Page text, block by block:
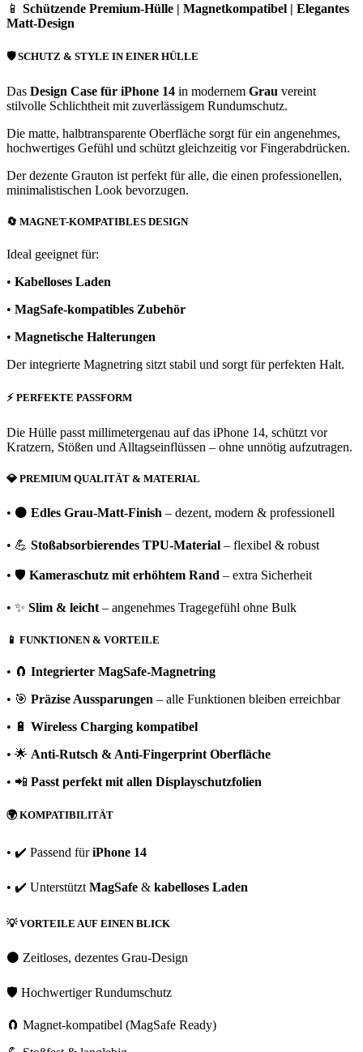
📱 Schützende Premium-Hülle | Magnetkompatibel | Elegantes
Matt-Design
🛡️SCHUTZ & STYLE IN EINER HÜLLE
Das Design Case für iPhone 14 in modernem Grau vereint
stilvolle Schlichtheit mit zuverlässigem Rundumschutz.
Die matte, halbtransparente Oberfläche sorgt für ein angenehmes,
hochwertiges Gefühl und schützt gleichzeitig vor Fingerabdrücken.
Der dezente Grauton ist perfekt für alle, die einen professionellen,
minimalistischen Look bevorzugen.
🔄 MAGNET-KOMPATIBLES DESIGN
Ideal geeignet für:
• Kabelloses Laden
• MagSafe-kompatibles Zubehör
• Magnetische Halterungen
Der integrierte Magnetring sitzt stabil und sorgt für perfekten Halt.
⚡ PERFEKTE PASSFORM
Die Hülle passt millimetergenau auf das iPhone 14, schützt vor
Kratzern, Stößen und Alltagseinflüssen – ohne unnötig aufzutragen.
💎 PREMIUM QUALITÄT & MATERIAL
• ⚫ Edles Grau-Matt-Finish – dezent, modern & professionell
• 💪 Stoßabsorbierendes TPU-Material – flexibel & robust
• 🛡️ Kameraschutz mit erhöhtem Rand – extra Sicherheit
• ✨ Slim & leicht – angenehmes Tragegefühl ohne Bulk
📱 FUNKTIONEN & VORTEILE
• 🧲 Integrierter MagSafe-Magnetring
• 🎯 Präzise Aussparungen – alle Funktionen bleiben erreichbar
• 🔋 Wireless Charging kompatibel
• 🌟 Anti-Rutsch & Anti-Fingerprint Oberfläche
• 📲 Passt perfekt mit allen Displayschutzfolien
🌍KOMPATIBILITÄT
• ✔️ Passend füriPhone 14
• ✔️ Unterstützt MagSafe & kabelloses Laden
💡VORTEILE AUF EINEN BLICK
⚫ Zeitloses, dezentes Grau-Design
🛡️ Hochwertiger Rundumschutz
🧲 Magnet-kompatibel (MagSafe Ready)